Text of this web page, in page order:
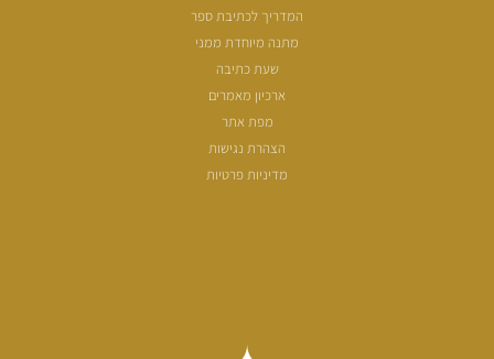
המדריך לכתיבת ספר
מתנה מיוחדת ממני
שעת כתיבה
ארכיון מאמרים
מפת אתר
הצהרת נגישות
מדיניות פרטיות